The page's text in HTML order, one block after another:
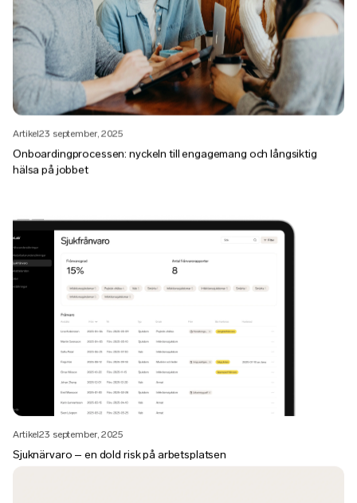
Artikel23 september, 2025
Onboardingprocessen: nyckeln till engagemang och långsiktig
hälsa på jobbet
Artikel23 september, 2025
Sjuknärvaro – en dold risk på arbetsplatsen